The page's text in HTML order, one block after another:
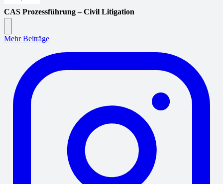
CAS Prozessführung – Civil Litigation
Mehr Beiträge